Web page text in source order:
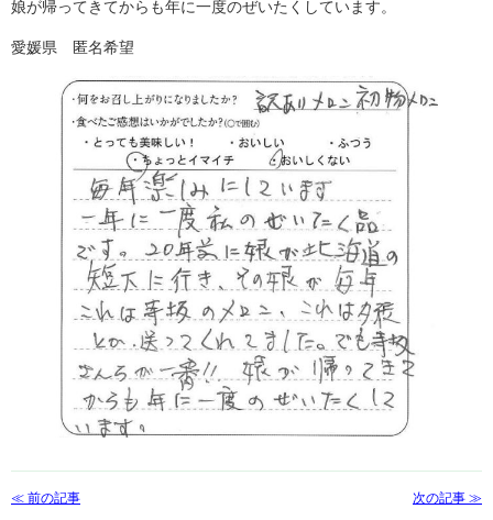
娘が帰ってきてからも年に一度のぜいたくしています。
愛媛県 匿名希望
≪ 前の記事 次の記事 ≫